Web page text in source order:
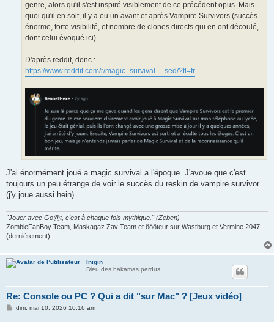
genre, alors qu'il s'est inspiré visiblement de ce précédent opus. Mais
quoi qu'il en soit, il y a eu un avant et après Vampire Survivors (succès
énorme, forte visibilité, et nombre de clones directs qui en ont découlé,
dont celui évoqué ici).
D'après reddit, donc :
https://www.reddit.com/r/magic_survival ... sed/?tl=fr
J'ai énormément joué a magic survival a l'époque. J'avoue que c'est
toujours un peu étrange de voir le succès du reskin de vampire survivor.
(j'y joue aussi hein)
"Jouer avec Go@t, c'est à chaque fois mythique." (Zeben)
ZombieFanBoy Team, Maskagaz Zav Team et ôôôteur sur Wastburg et Vermine 2047
(dernièrement)
Inigin
Dieu des hakamas perdus
Re: Console ou PC ? Qui a dit "sur Mac" ? [Jeux vidéo]
Mdim. mai 10, 2026 10:16 am